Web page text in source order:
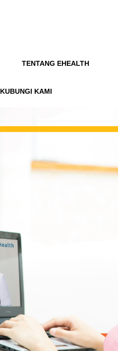
TENTANG EHEALTH
KUBUNGI KAMI